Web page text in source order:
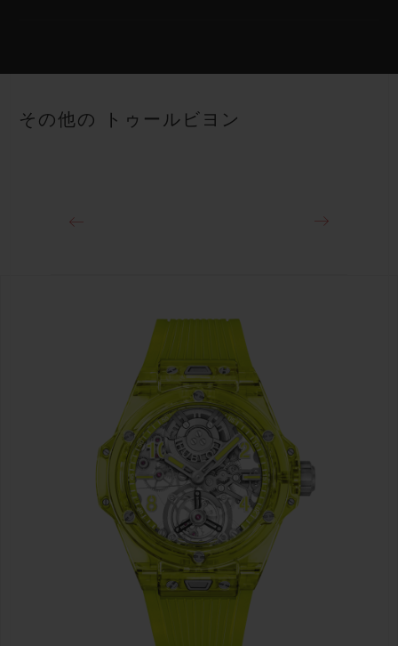
ストラップ
ロブラスト加工のセラミックバックル付きブラックベルクロスト
チタニウム
その他の トゥールビヨン